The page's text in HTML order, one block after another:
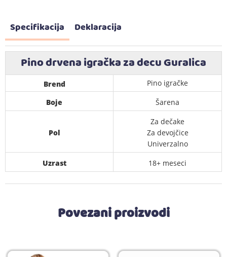
Specifikacija Deklaracija
Pino drvena igračka za decu Guralica
Brend
Pino igračke
Boje
Šarena
Pol
Za dečake
Za devojčice
Univerzalno
Uzrast
18+ meseci
Povezani proizvodi